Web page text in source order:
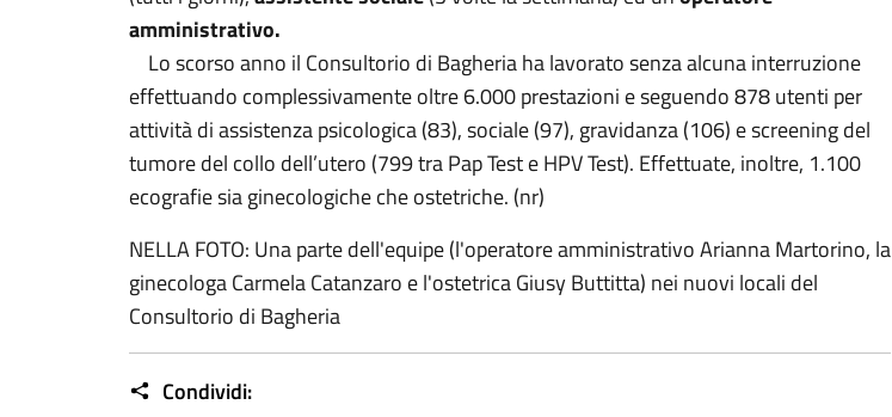
amministrativo.
Lo scorso anno il Consultorio di Bagheria ha lavorato senza alcuna interruzione
effettuando complessivamente oltre 6.000 prestazioni e seguendo 878 utenti per
attività di assistenza psicologica (83), sociale (97), gravidanza (106) e screening del
tumore del collo dell’utero (799 tra Pap Test e HPV Test). Effettuate, inoltre, 1.100
ecografie sia ginecologiche che ostetriche. (nr)
NELLA FOTO: Una parte dell'equipe (l'operatore amministrativo Arianna Martorino, la
ginecologa Carmela Catanzaro e l'ostetrica Giusy Buttitta) nei nuovi locali del
Consultorio di Bagheria
Condividi: